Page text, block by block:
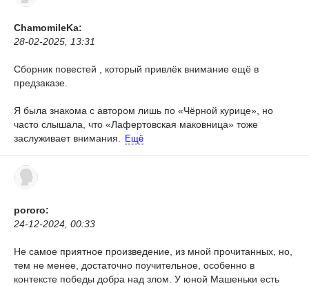
ChamomileKa:
28-02-2025, 13:31
Сборник повестей , который привлёк внимание ещё в
предзаказе.
Я была знакома с автором лишь по «Чёрной курице», но
часто слышала, что «Лафертовская маковница» тоже
заслуживает внимания.
Ещё
pororo:
24-12-2024, 00:33
Не самое приятное произведение, из мной прочитанных, но,
тем не менее, достаточно поучительное, особенно в
контексте победы добра над злом. У юной Машеньки есть